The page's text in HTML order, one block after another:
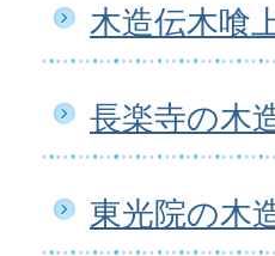
木造伝木喰
長楽寺の木
東光院の木